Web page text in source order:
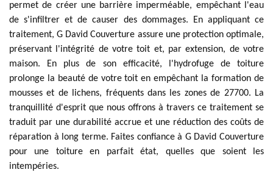
permet de créer une barrière imperméable, empêchant l'eau
de s'infiltrer et de causer des dommages. En appliquant ce
traitement, G David Couverture assure une protection optimale,
préservant l'intégrité de votre toit et, par extension, de votre
maison. En plus de son efficacité, l'hydrofuge de toiture
prolonge la beauté de votre toit en empêchant la formation de
mousses et de lichens, fréquents dans les zones de 27700. La
tranquillité d'esprit que nous offrons à travers ce traitement se
traduit par une durabilité accrue et une réduction des coûts de
réparation à long terme. Faites confiance à G David Couverture
pour une toiture en parfait état, quelles que soient les
intempéries.